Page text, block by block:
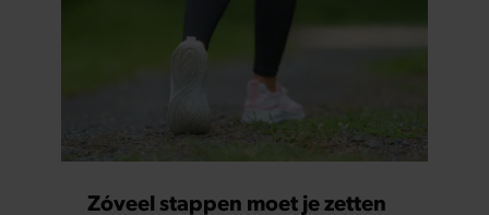
Zóveel stappen moet je zetten